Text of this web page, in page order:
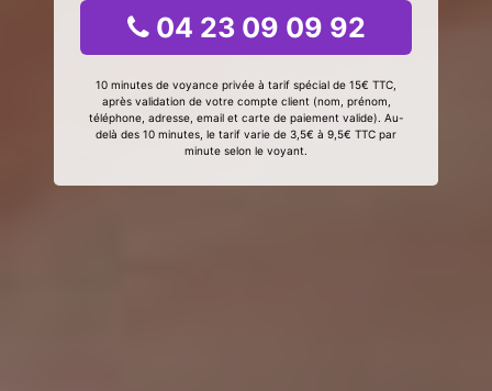
04 23 09 09 92
10 minutes de voyance privée à tarif spécial de 15€ TTC,
après validation de votre compte client (nom, prénom,
téléphone, adresse, email et carte de paiement valide). Au-
delà des 10 minutes, le tarif varie de 3,5€ à 9,5€ TTC par
minute selon le voyant.